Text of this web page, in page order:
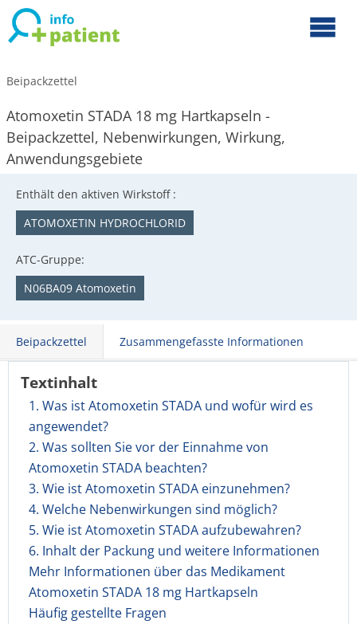
Beipackzettel
Atomoxetin STADA 18 mg Hartkapseln -
Beipackzettel, Nebenwirkungen, Wirkung,
Anwendungsgebiete
Enthält den aktiven Wirkstoff :
ATOMOXETIN HYDROCHLORID
ATC-Gruppe:
N06BA09 Atomoxetin
Beipackzettel Zusammengefasste Informationen
Textinhalt
1. Was ist Atomoxetin STADA und wofür wird es
angewendet?
2. Was sollten Sie vor der Einnahme von
Atomoxetin STADA beachten?
3. Wie ist Atomoxetin STADA einzunehmen?
4. Welche Nebenwirkungen sind möglich?
5. Wie ist Atomoxetin STADA aufzubewahren?
6. Inhalt der Packung und weitere Informationen
Mehr Informationen über das Medikament
Atomoxetin STADA 18 mg Hartkapseln
Häufig gestellte Fragen